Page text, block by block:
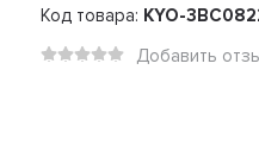
Код товара: KYO-
Добавить